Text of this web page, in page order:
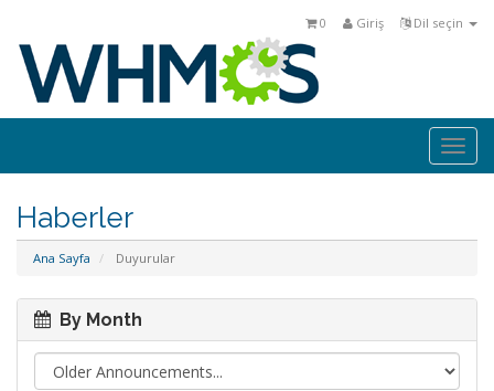
Dil seçin
Giriş
0
Haberler
Ana Sayfa Duyurular
By Month